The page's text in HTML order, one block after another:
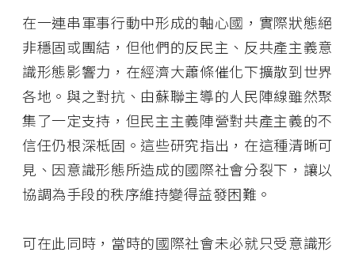
在一連串軍事行動中形成的軸心國，實際狀態絕
非穩固或團結，但他們的反民主、反共產主義意
識形態影響力，在經濟大蕭條催化下擴散到世界
各地。與之對抗、由蘇聯主導的人民陣線雖然聚
集了一定支持，但民主主義陣營對共產主義的不
信任仍根深柢固。這些研究指出，在這種清晰可
見、因意識形態所造成的國際社會分裂下，讓以
協調為手段的秩序維持變得益發困難。
可在此同時，當時的國際社會未必就只受意識形